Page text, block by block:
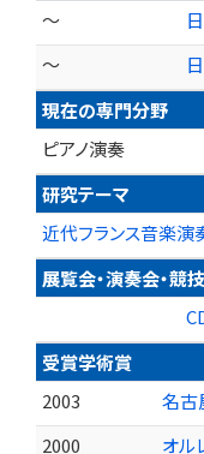
～
～
現在の専門分野
ピアノ演奏
研究テーマ
近代フランス音楽演
展覧会・演奏会・競
受賞学術賞
2003
名古
2000
オル